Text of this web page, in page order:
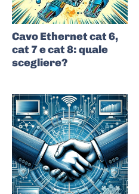
Cavo Ethernet cat 6,
cat 7 e cat 8: quale
scegliere?